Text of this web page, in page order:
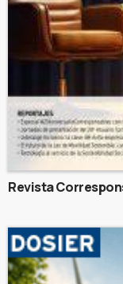
Revista